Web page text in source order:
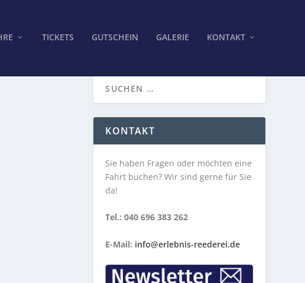
TICKETS GUTSCHEIN GALERIE KONTAKT
KONTAKT
Sie haben Fragen oder möchten eine
Fahrt buchen? Wir sind gerne für Sie
da!
Tel.: 040 696 383 262
E-Mail: info@erlebnis-reederei.de